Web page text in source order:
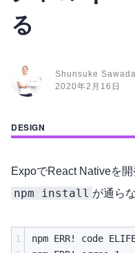
る
Shunsuke Sawada
2020年2月16日
ExpoでReact Nativeを
npm install が通ら
1
npm ERR! code